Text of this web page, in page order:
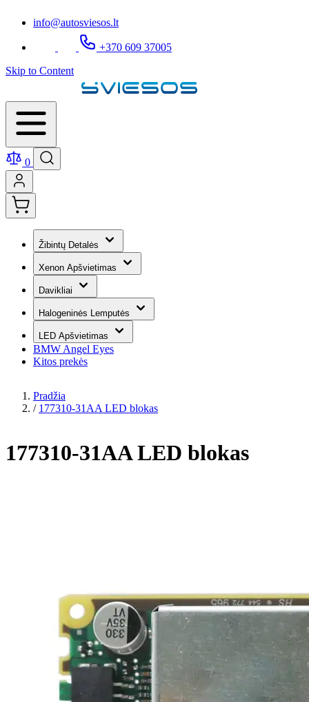
info@autosviesos.lt
+370 609 37005
Skip to Content
0
Žibintų Detalės
Xenon Apšvietimas
Davikliai
Halogeninės Lemputės
LED Apšvietimas
BMW Angel Eyes
Kitos prekės
Pradžia
/ 177310-31AA LED blokas
177310-31AA LED blokas